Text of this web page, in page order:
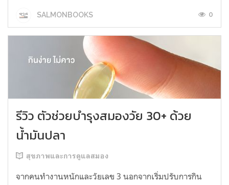
SALMONBOOKS 0
รีวิว ตัวช่วยบำรุงสมองวัย 30+ ด้วย
น้ำมันปลา
สุขภาพและการดูแลสมอง
จากคนทำงานหนักและวัยเลข 3 นอกจากเริ่มปรับการกิน